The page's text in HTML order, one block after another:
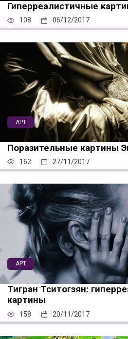
Гиперреалистичные
108 06/12/2017
АРТ
Поразительные картины
162 27/11/2017
АРТ
Тигран Тситогзян:
картины
158 20/11/2017